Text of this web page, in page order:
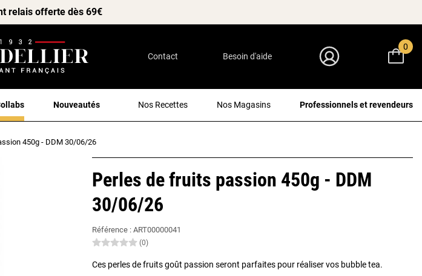
relais offerte dès 69€
Contact Besoin d'aide
0
Nouveautés Nos Recettes Nos Magasins Professionnels et revendeurs
450g - DDM 30/06/26
Perles de fruits passion 450g - DDM
30/06/26
Référence : ART00000041
(0)
Ces perles de fruits goût passion seront parfaites pour réaliser vos bubble tea.